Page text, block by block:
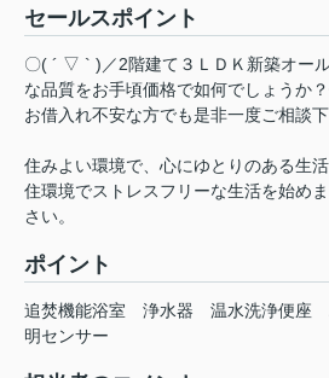
セールスポイント
〇( ´ ▽ ` )／2階建て３ＬＤＫ新築オー
な品質をお手頃価格で如何でしょうか
お借入れ不安な方でも是非一度ご相談下
住みよい環境で、心にゆとりのある生
住環境でストレスフリーな生活を始め
さい。
ポイント
追焚機能浴室 浄水器 温水洗浄便座
明センサー